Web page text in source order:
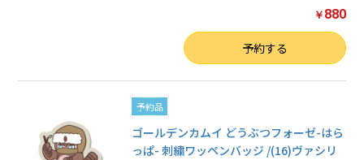
￥ 880
予約する
予約品
ゴールデンカムイ どうぶつフォーゼ-はら
っぱ- 刺繍ワッペンバッジ /(16)ヴァシリ